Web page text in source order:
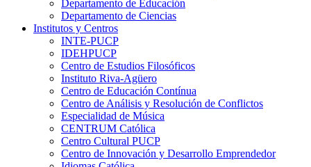
Departamento de Educación
Departamento de Ciencias
Institutos y Centros
INTE-PUCP
IDEHPUCP
Centro de Estudios Filosóficos
Instituto Riva-Agüero
Centro de Educación Contínua
Centro de Análisis y Resolución de Conflictos
Especialidad de Música
CENTRUM Católica
Centro Cultural PUCP
Centro de Innovación y Desarrollo Emprendedor